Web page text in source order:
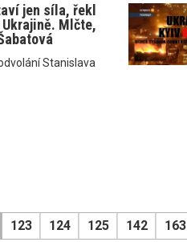
jen síla, řekl
Ukrajině. Mlčte,
Stanislava
123 124 125 142 163